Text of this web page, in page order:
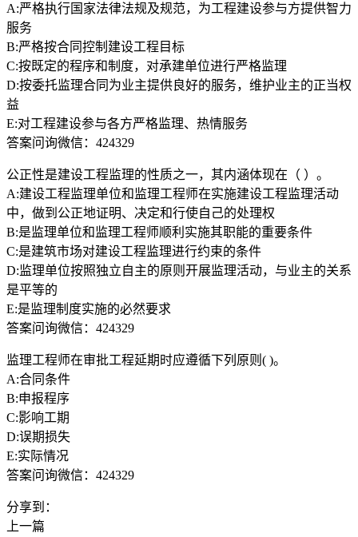
A:严格执行国家法律法规及规范，为工程建设参与方提供智力
服务
B:严格按合同控制建设工程目标
C:按既定的程序和制度，对承建单位进行严格监理
D:按委托监理合同为业主提供良好的服务，维护业主的正当权
益
E:对工程建设参与各方严格监理、热情服务
答案问询微信：424329
公正性是建设工程监理的性质之一，其内涵体现在（ ）。
A:建设工程监理单位和监理工程师在实施建设工程监理活动
中，做到公正地证明、决定和行使自己的处理权
B:是监理单位和监理工程师顺利实施其职能的重要条件
C:是建筑市场对建设工程监理进行约束的条件
D:监理单位按照独立自主的原则开展监理活动，与业主的关系
是平等的
E:是监理制度实施的必然要求
答案问询微信：424329
监理工程师在审批工程延期时应遵循下列原则( )。
A:合同条件
B:申报程序
C:影响工期
D:误期损失
E:实际情况
答案问询微信：424329
分享到：
上一篇